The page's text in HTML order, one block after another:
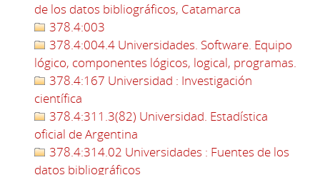
de los datos bibliográficos, Catamarca
378.4:003
378.4:004.4 Universidades. Software. Equipo
lógico, componentes lógicos, logical, programas.
378.4:167 Universidad : Investigación
científica
378.4:311.3(82) Universidad. Estadística
oficial de Argentina
378.4:314.02 Universidades : Fuentes de los
datos bibliográficos